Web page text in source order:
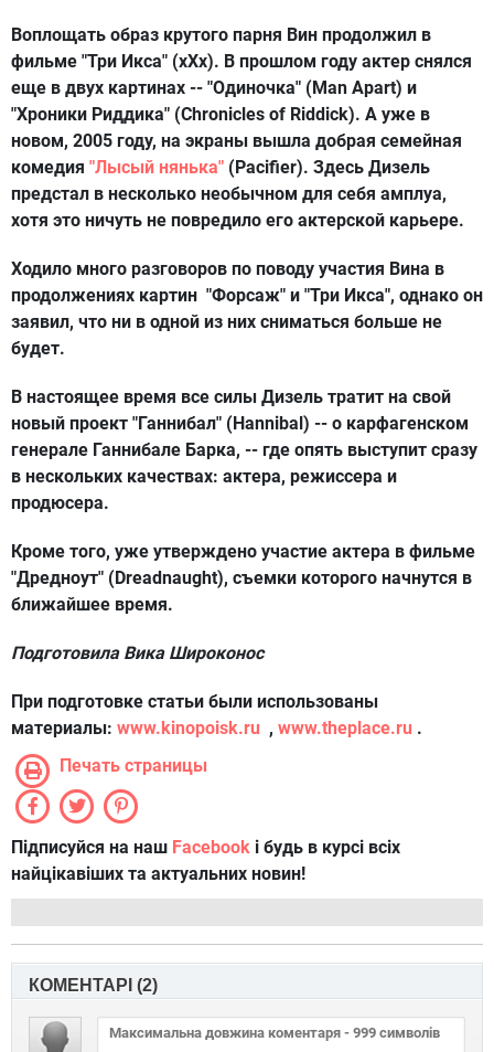
Воплощать образ крутого парня Вин продолжил в
фильме "Три Икса" (xXx). В прошлом году актер снялся
еще в двух картинах -- "Одиночка" (Man Apart) и
"Хроники Риддика" (Chronicles of Riddick). А уже в
новом, 2005 году, на экраны вышла добрая семейная
комедия "Лысый нянька" (Pacifier). Здесь Дизель
предстал в несколько необычном для себя амплуа,
хотя это ничуть не повредило его актерской карьере.
Ходило много разговоров по поводу участия Вина в
продолжениях картин "Форсаж" и "Три Икса", однако он
заявил, что ни в одной из них сниматься больше не
будет.
В настоящее время все силы Дизель тратит на свой
новый проект "Ганнибал" (Hannibal) -- о карфагенском
генерале Ганнибале Барка, -- где опять выступит сразу
в нескольких качествах: актера, режиссера и
продюсера.
Кроме того, уже утверждено участие актера в фильме
"Дредноут" (Dreadnaught), съемки которого начнутся в
ближайшее время.
Подготовила Вика Широконос
При подготовке статьи были использованы
материалы: www.kinopoisk.ru , www.theplace.ru .
Печать страницы
Підписуйся на наш Facebook і будь в курсі всіх
найцікавіших та актуальних новин!
КОМЕНТАРІ (2)